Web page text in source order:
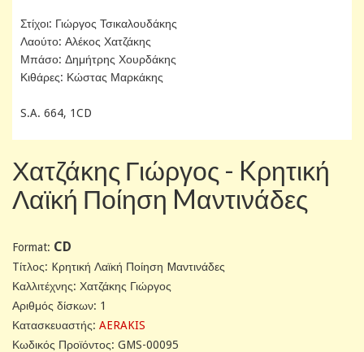
Στίχοι: Γιώργος Τσικαλουδάκης
Λαούτο: Αλέκος Χατζάκης
Μπάσο: Δημήτρης Χουρδάκης
Κιθάρες: Κώστας Μαρκάκης
S.A. 664, 1CD
Χατζάκης Γιώργος - Kρητική
Λαϊκή Ποίηση Mαντινάδες
Format: CD
Tίτλος: Kρητική Λαϊκή Ποίηση Mαντινάδες
Καλλιτέχνης: Χατζάκης Γιώργος
Αριθμός δίσκων: 1
Κατασκευαστής: AERAKIS
Κωδικός Προϊόντος: GMS-00095